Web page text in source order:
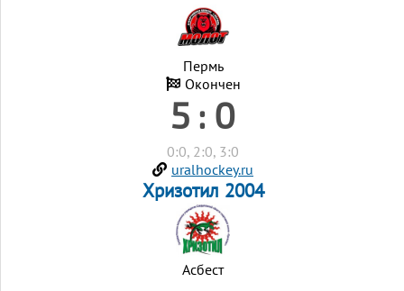
Пермь
Окончен
5 : 0
0:0, 2:0, 3:0
uralhockey.ru
Хризотил 2004
Асбест